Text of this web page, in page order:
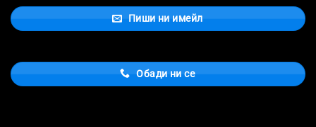
Пиши ни имейл
Обади ни се